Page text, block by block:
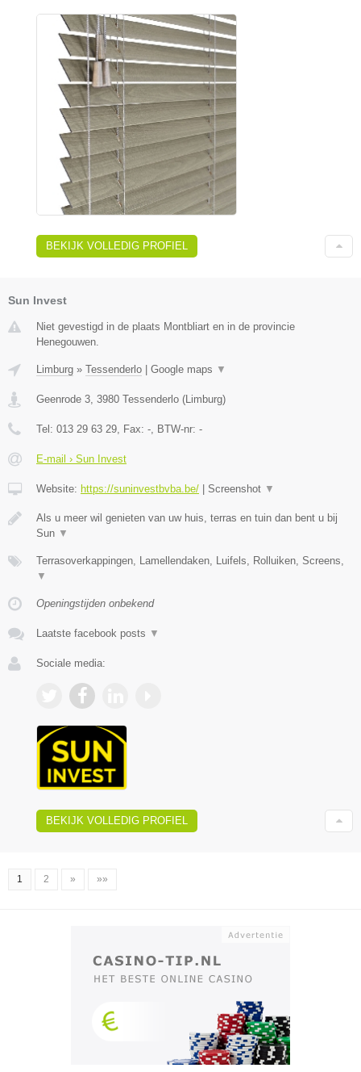
BEKIJK VOLLEDIG PROFIEL
Sun Invest
Niet gevestigd in de plaats Montbliart en in de provincie
Henegouwen.
Limburg » Tessenderlo Google maps ▼
Geenrode 3 3980 Tessenderlo ( Limburg)
Tel: 013 29 63 29 , Fax: - , BTW-nr: -
E-mail › Sun Invest
Website: https://suninvestbvba.be/ Screenshot ▼
Als u meer wil genieten van uw huis, terras en tuin dan bent u bij
Sun ▼
Terrasoverkappingen, Lamellendaken, Luifels, Rolluiken, Screens,
▼
Openingstijden onbekend
Laatste facebook posts ▼
Sociale media:
BEKIJK VOLLEDIG PROFIEL
1 2 » »»